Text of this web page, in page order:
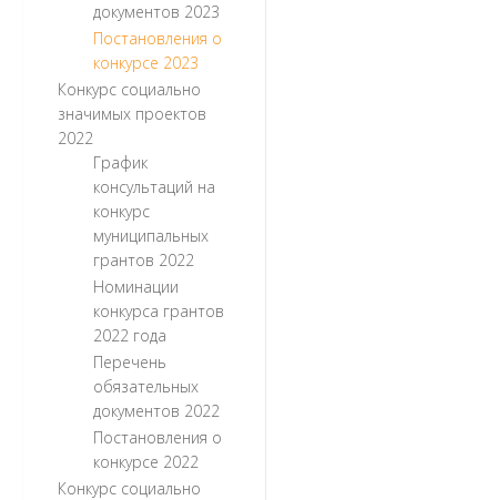
документов 2023
Постановления о
конкурсе 2023
Конкурс социально
значимых проектов
2022
График
консультаций на
конкурс
муниципальных
грантов 2022
Номинации
конкурса грантов
2022 года
Перечень
обязательных
документов 2022
Постановления о
конкурсе 2022
Конкурс социально